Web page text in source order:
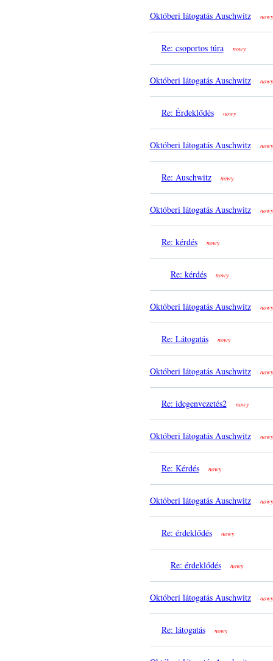
Októberi látogatás Auschwitz nowy
Re: csoportos túra nowy
Októberi látogatás Auschwitz nowy
Re: Érdeklődés nowy
Októberi látogatás Auschwitz nowy
Re: Auschwitz nowy
Októberi látogatás Auschwitz nowy
Re: kérdés nowy
Re: kérdés nowy
Októberi látogatás Auschwitz nowy
Re: Látogatás nowy
Októberi látogatás Auschwitz nowy
Re: idegenvezetés2 nowy
Októberi látogatás Auschwitz nowy
Re: Kérdés nowy
Októberi látogatás Auschwitz nowy
Re: érdeklődés nowy
Re: érdeklődés nowy
Októberi látogatás Auschwitz nowy
Re: látogatás nowy